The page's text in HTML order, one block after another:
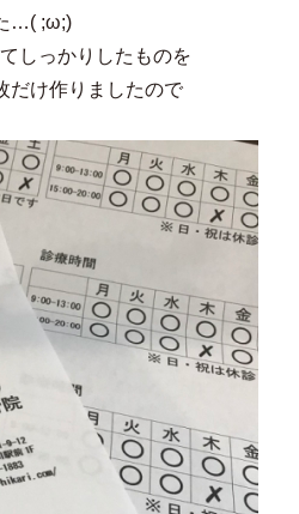
…( ;ω;)
しっかりしたものを
だけ作りましたので